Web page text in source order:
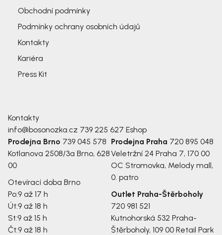
Obchodní podmínky
Podmínky ochrany osobních údajů
Kontakty
Kariéra
Press Kit
Kontakty
info@bosonozka.cz 739 225 627 Eshop
Prodejna Brno 739 045 578
Kotlanova 2508/3a Brno, 628
00
Otevírací doba Brno
Po:9 až 17 h
Út:9 až 18 h
St:9 až 15 h
Čt:9 až 18 h
Prodejna Praha 720 895 048
Veletržní 24 Praha 7, 170 00
OC Stromovka, Melody mall,
0. patro
Outlet Praha-Štěrboholy
720 981 521
Kutnohorská 532 Praha-
Štěrboholy, 109 00 Retail Park